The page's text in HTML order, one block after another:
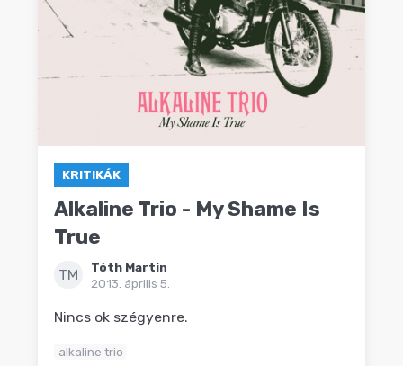
KRITIKÁK
Alkaline Trio - My Shame Is
True
TM
Tóth Martin
2013. április 5.
Nincs ok szégyenre.
alkaline trio